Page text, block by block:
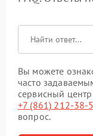
Вы можете
часто
сервисный
+7 (861) 212-38-
вопрос.